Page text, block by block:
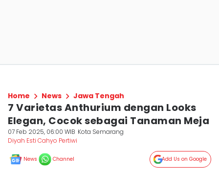
Home News Jawa Tengah
7 Varietas Anthurium dengan Looks
Elegan, Cocok sebagai Tanaman Meja
07 Feb 2025, 06:00 WIB Kota Semarang
Diyah Esti Cahyo Pertiwi
News Channel Add Us on Google